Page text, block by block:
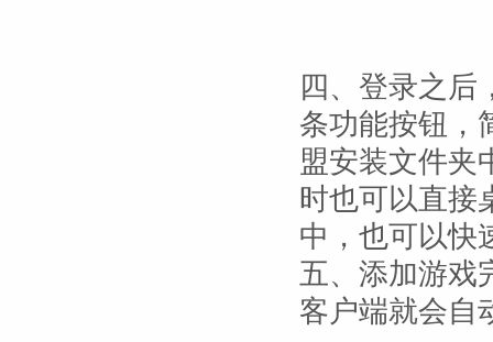
四、登录之后
条功能按钮，
盟安装文件夹
时也可以直接
中，也可以快
五、添加游戏
客户端就会自